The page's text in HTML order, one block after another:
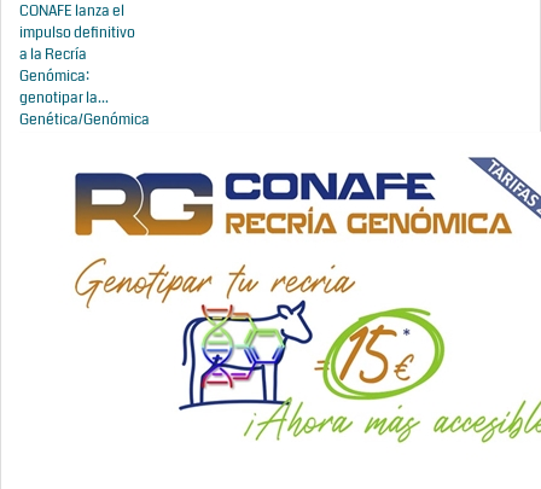
CONAFE lanza el
impulso definitivo
a la Recría
Genómica:
genotipar la...
Genética/Genómica